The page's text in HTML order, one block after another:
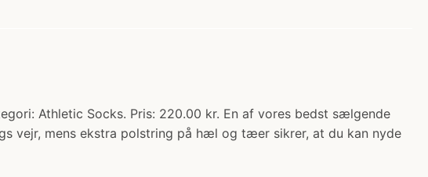
Athletic Socks. Pris: 220.00 kr. En af vores bedst sælgende
vejr, mens ekstra polstring på hæl og tæer sikrer, at du kan nyde